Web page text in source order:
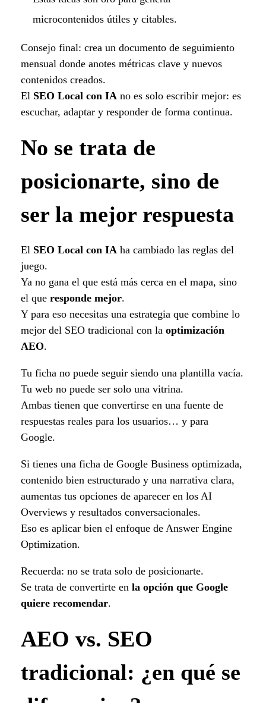
microcontenidos útiles y citables.
Consejo final: crea un documento de seguimiento
mensual donde anotes métricas clave y nuevos
contenidos creados.
El SEO Local con IA no es solo escribir mejor: es
escuchar, adaptar y responder de forma continua.
No se trata de
posicionarte, sino de
ser la mejor respuesta
El SEO Local con IA ha cambiado las reglas del
juego.
Ya no gana el que está más cerca en el mapa, sino
el que responde mejor.
Y para eso necesitas una estrategia que combine lo
mejor del SEO tradicional con la optimización
AEO.
Tu ficha no puede seguir siendo una plantilla vacía.
Tu web no puede ser solo una vitrina.
Ambas tienen que convertirse en una fuente de
respuestas reales para los usuarios… y para
Google.
Si tienes una ficha de Google Business optimizada,
contenido bien estructurado y una narrativa clara,
aumentas tus opciones de aparecer en los AI
Overviews y resultados conversacionales.
Eso es aplicar bien el enfoque de Answer Engine
Optimization.
Recuerda: no se trata solo de posicionarte.
Se trata de convertirte en la opción que Google
quiere recomendar.
AEO vs. SEO
tradicional: ¿en qué se